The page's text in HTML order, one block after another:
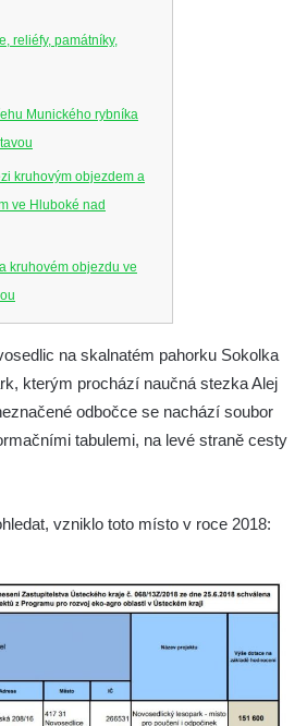
reliéfy, památníky,
Munického rybníka
kruhovým objezdem a
ve Hluboké nad
kruhovém objezdu ve
Hluboká
ZOO Hluboká
v ZOO Hluboká
v ZOO Hluboká
v ZOO Hluboká
v ZOO Hluboká
na skalnatém pahorku Sokolka
kterým prochází naučná stezka Alej
odbočce se nachází soubor
tabulemi, na levé straně cesty
vzniklo toto místo v roce 2018: